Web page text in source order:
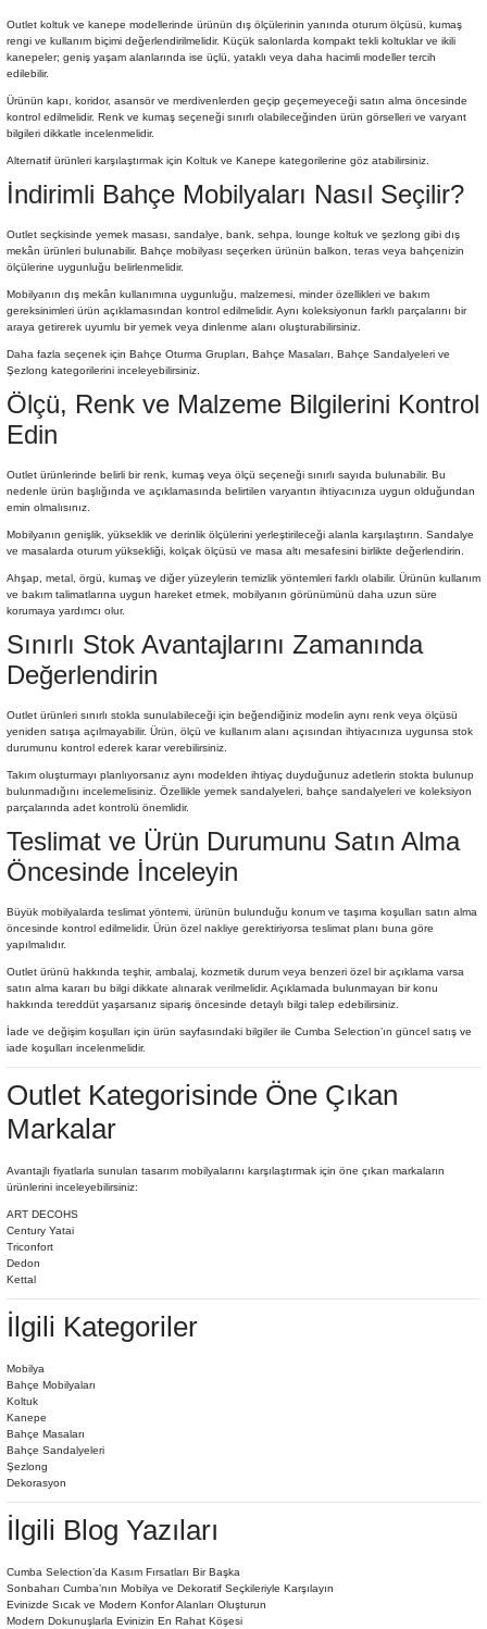
Outlet koltuk ve kanepe modellerinde ürünün dış ölçülerinin yanında oturum ölçüsü, kumaş
rengi ve kullanım biçimi değerlendirilmelidir. Küçük salonlarda kompakt tekli koltuklar ve ikili
kanepeler; geniş yaşam alanlarında ise üçlü, yataklı veya daha hacimli modeller tercih
edilebilir.
Ürünün kapı, koridor, asansör ve merdivenlerden geçip geçemeyeceği satın alma öncesinde
kontrol edilmelidir. Renk ve kumaş seçeneği sınırlı olabileceğinden ürün görselleri ve varyant
bilgileri dikkatle incelenmelidir.
Alternatif ürünleri karşılaştırmak için Koltuk ve Kanepe kategorilerine göz atabilirsiniz.
İndirimli Bahçe Mobilyaları Nasıl Seçilir?
Outlet seçkisinde yemek masası, sandalye, bank, sehpa, lounge koltuk ve şezlong gibi dış
mekân ürünleri bulunabilir. Bahçe mobilyası seçerken ürünün balkon, teras veya bahçenizin
ölçülerine uygunluğu belirlenmelidir.
Mobilyanın dış mekân kullanımına uygunluğu, malzemesi, minder özellikleri ve bakım
gereksinimleri ürün açıklamasından kontrol edilmelidir. Aynı koleksiyonun farklı parçalarını bir
araya getirerek uyumlu bir yemek veya dinlenme alanı oluşturabilirsiniz.
Daha fazla seçenek için Bahçe Oturma Grupları Bahçe Masaları Bahçe Sandalyeleri ve
Şezlong kategorilerini inceleyebilirsiniz.
Ölçü, Renk ve Malzeme Bilgilerini Kontrol
Edin
Outlet ürünlerinde belirli bir renk, kumaş veya ölçü seçeneği sınırlı sayıda bulunabilir. Bu
nedenle ürün başlığında ve açıklamasında belirtilen varyantın ihtiyacınıza uygun olduğundan
emin olmalısınız.
Mobilyanın genişlik, yükseklik ve derinlik ölçülerini yerleştirileceği alanla karşılaştırın. Sandalye
ve masalarda oturum yüksekliği, kolçak ölçüsü ve masa altı mesafesini birlikte değerlendirin.
Ahşap, metal, örgü, kumaş ve diğer yüzeylerin temizlik yöntemleri farklı olabilir. Ürünün kullanım
ve bakım talimatlarına uygun hareket etmek, mobilyanın görünümünü daha uzun süre
korumaya yardımcı olur.
Sınırlı Stok Avantajlarını Zamanında
Değerlendirin
Outlet ürünleri sınırlı stokla sunulabileceği için beğendiğiniz modelin aynı renk veya ölçüsü
yeniden satışa açılmayabilir. Ürün, ölçü ve kullanım alanı açısından ihtiyacınıza uygunsa stok
durumunu kontrol ederek karar verebilirsiniz.
Takım oluşturmayı planlıyorsanız aynı modelden ihtiyaç duyduğunuz adetlerin stokta bulunup
bulunmadığını incelemelisiniz. Özellikle yemek sandalyeleri, bahçe sandalyeleri ve koleksiyon
parçalarında adet kontrolü önemlidir.
Teslimat ve Ürün Durumunu Satın Alma
Öncesinde İnceleyin
Büyük mobilyalarda teslimat yöntemi, ürünün bulunduğu konum ve taşıma koşulları satın alma
öncesinde kontrol edilmelidir. Ürün özel nakliye gerektiriyorsa teslimat planı buna göre
yapılmalıdır.
Outlet ürünü hakkında teşhir, ambalaj, kozmetik durum veya benzeri özel bir açıklama varsa
satın alma kararı bu bilgi dikkate alınarak verilmelidir. Açıklamada bulunmayan bir konu
hakkında tereddüt yaşarsanız sipariş öncesinde detaylı bilgi talep edebilirsiniz.
İade ve değişim koşulları için ürün sayfasındaki bilgiler ile Cumba Selection’ın güncel satış ve
iade koşulları incelenmelidir.
Outlet Kategorisinde Öne Çıkan
Markalar
Avantajlı fiyatlarla sunulan tasarım mobilyalarını karşılaştırmak için öne çıkan markaların
ürünlerini inceleyebilirsiniz:
ART DECOHS
Century Yatai
Triconfort
Dedon
Kettal
İlgili Kategoriler
Mobilya
Bahçe Mobilyaları
Koltuk
Kanepe
Bahçe Masaları
Bahçe Sandalyeleri
Şezlong
Dekorasyon
İlgili Blog Yazıları
Cumba Selection’da Kasım Fırsatları Bir Başka
Sonbaharı Cumba’nın Mobilya ve Dekoratif Seçkileriyle Karşılayın
Evinizde Sıcak ve Modern Konfor Alanları Oluşturun
Modern Dokunuşlarla Evinizin En Rahat Köşesi